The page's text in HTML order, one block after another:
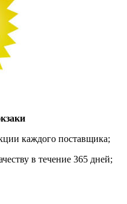
каждого поставщика;
в течение 365 дней;